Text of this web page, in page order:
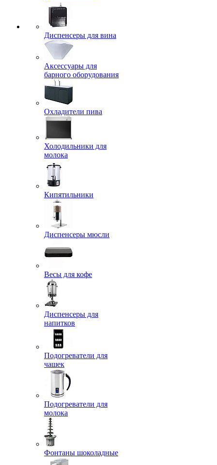
Диспенсеры для вина
Аксессуары для
барного оборудования
Охладители пива
Холодильники для
молока
Кипятильники
Диспенсеры мюсли
Весы для кофе
Диспенсеры для
напитков
Подогреватели для
чашек
Подогреватели для
молока
Фонтаны шоколадные